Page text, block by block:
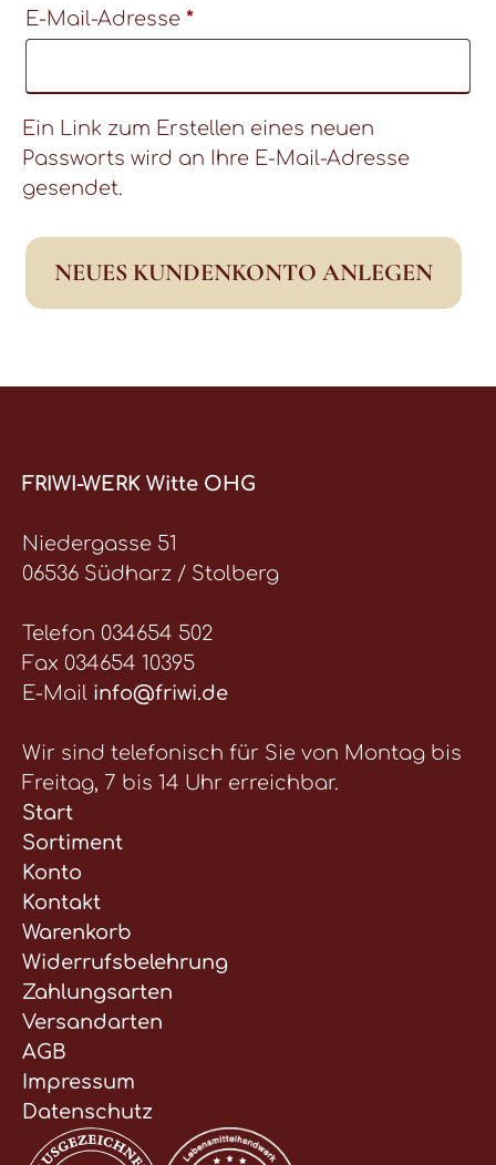
E-Mail-Adresse *Erforderlich
Ein Link zum Erstellen eines neuen
Passworts wird an Ihre E-Mail-Adresse
gesendet.
NEUES KUNDENKONTO ANLEGEN
FRIWI-WERK Witte OHG
Niedergasse 51
06536 Südharz / Stolberg
Telefon 034654 502
Fax 034654 10395
E-Mail info@friwi.de
Wir sind telefonisch für Sie von Montag bis
Freitag, 7 bis 14 Uhr erreichbar.
Start
Sortiment
Konto
Kontakt
Warenkorb
Widerrufsbelehrung
Zahlungsarten
Versandarten
AGB
Impressum
Datenschutz